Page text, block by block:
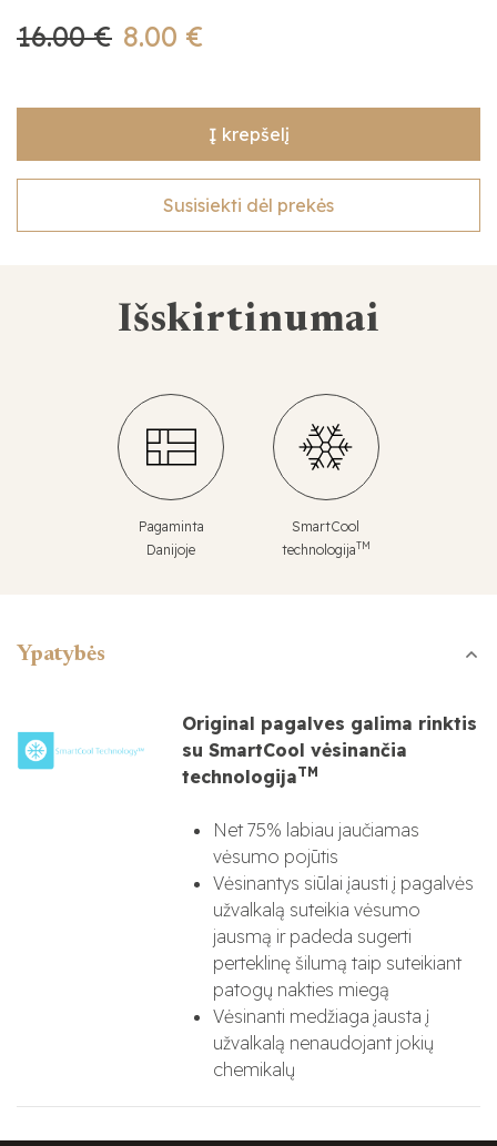
8.00 €
16.00 €
Į krepšelį
Susisiekti dėl prekės
Išskirtinumai
Pagaminta
Danijoje
SmartCool
technologijaTM
Ypatybės
Original pagalves galima rinktis
su SmartCool vėsinančia
technologijaTM
Net 75% labiau jaučiamas
vėsumo pojūtis
Vėsinantys siūlai įausti į pagalvės
užvalkalą suteikia vėsumo
jausmą ir padeda sugerti
perteklinę šilumą taip suteikiant
patogų nakties miegą
Vėsinanti medžiaga įausta į
užvalkalą nenaudojant jokių
chemikalų